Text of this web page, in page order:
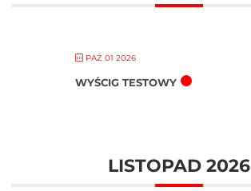
PAŹ 01 2026
WYŚCIG TESTOWY
LISTOPAD 2026